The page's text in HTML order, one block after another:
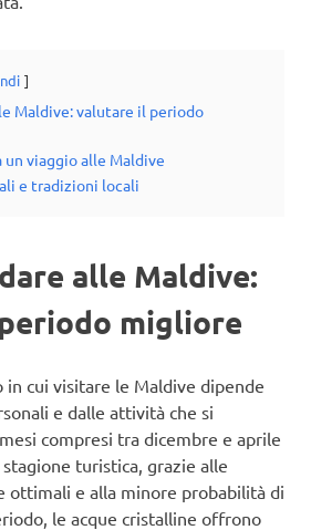
Maldive: valutare il periodo
un viaggio alle Maldive
e tradizioni locali
alle Maldive:
migliore
in cui visitare le Maldive dipende
e dalle attività che si
compresi tra dicembre e aprile
turistica, grazie alle
ottimali e alla minore probabilità di
le acque cristalline offrono